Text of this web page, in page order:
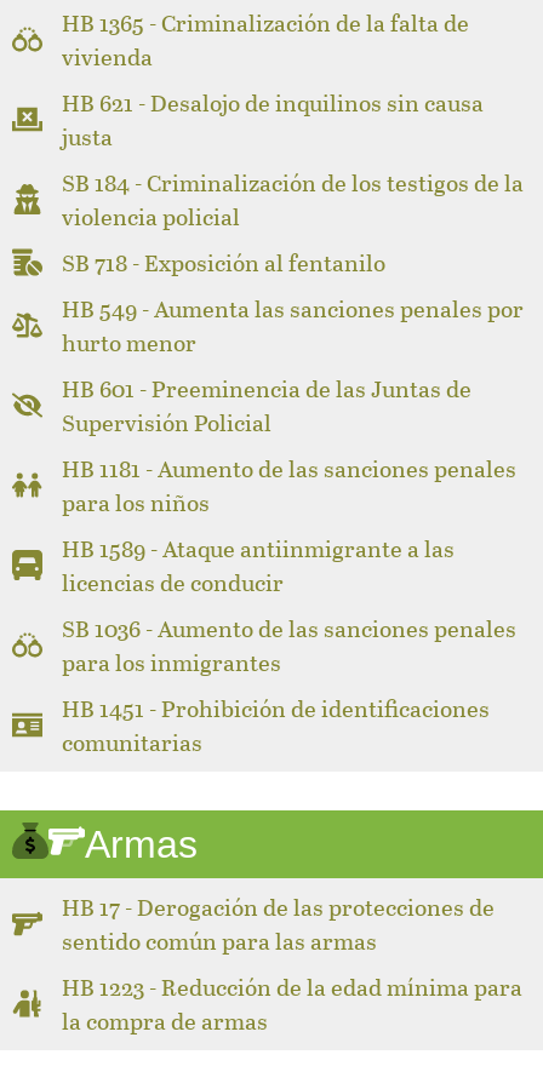
HB 1365 - Criminalización de la falta de
vivienda
HB 621 - Desalojo de inquilinos sin causa
justa
SB 184 - Criminalización de los testigos de la
violencia policial
SB 718 - Exposición al fentanilo
HB 549 - Aumenta las sanciones penales por
hurto menor
HB 601 - Preeminencia de las Juntas de
Supervisión Policial
HB 1181 - Aumento de las sanciones penales
para los niños
HB 1589 - Ataque antiinmigrante a las
licencias de conducir
SB 1036 - Aumento de las sanciones penales
para los inmigrantes
HB 1451 - Prohibición de identificaciones
comunitarias
Armas
HB 17 - Derogación de las protecciones de
sentido común para las armas
HB 1223 - Reducción de la edad mínima para
la compra de armas